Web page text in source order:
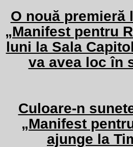
O nouă premieră
„Manifest pentru
luni la Sala
va avea loc în
Culoare-n
„Manifest
ajunge la